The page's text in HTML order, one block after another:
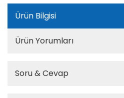
Ürün Bilgisi
Ürün Yorumları
Soru & Cevap